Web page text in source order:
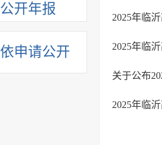
公开年报
依申请公开
2025年临
2025年临
2025年临